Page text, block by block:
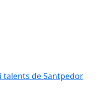
talents de Santpedor